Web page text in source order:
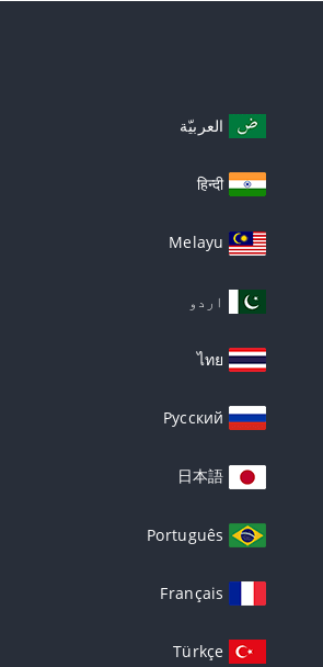
العربيّة
हिन्दी
Melayu
اردو
ไทย
Русский
日本語
Português
Français
Türkçe